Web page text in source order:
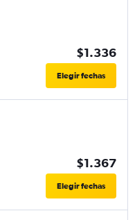
$1.336
Elegir fechas
$1.367
Elegir fechas